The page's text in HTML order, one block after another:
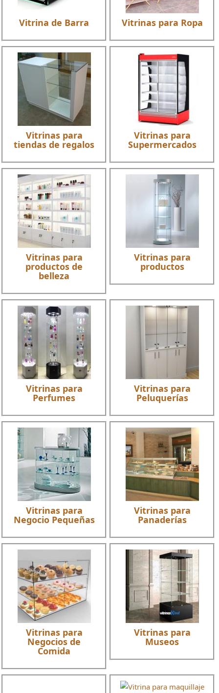
Vitrina de Barra Vitrinas para Ropa
Vitrinas para
tiendas de regalos
Vitrinas para
Supermercados
Vitrinas para
productos de
belleza
Vitrinas para
productos
Vitrinas para
Perfumes
Vitrinas para
Peluquerías
Vitrinas para
Negocio Pequeñas
Vitrinas para
Panaderías
Vitrinas para
Negocios de
Comida
Vitrinas para
Museos